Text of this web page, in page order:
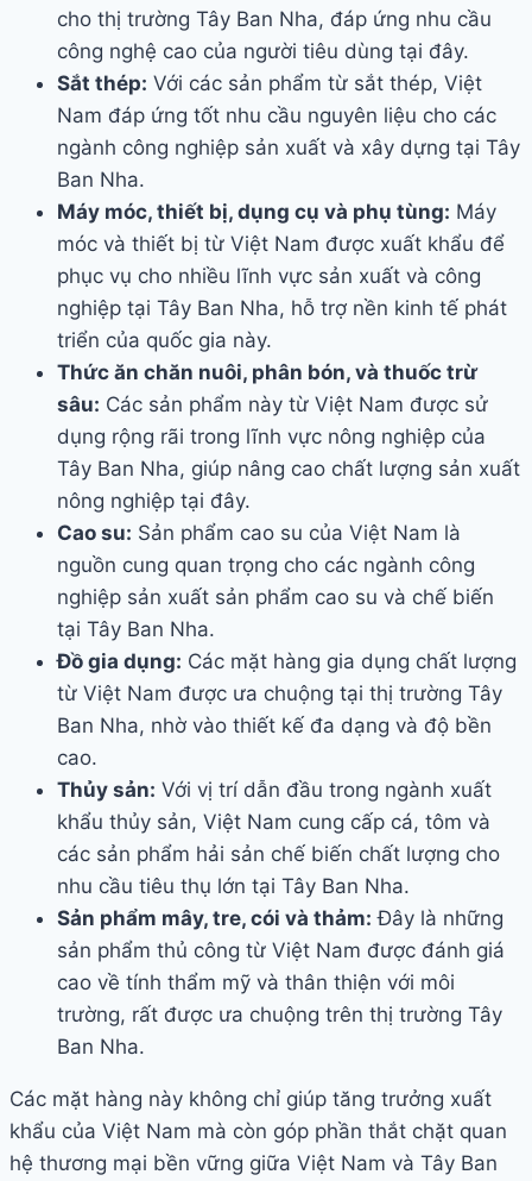
cho thị trường Tây Ban Nha, đáp ứng nhu cầu
công nghệ cao của người tiêu dùng tại đây.
Sắt thép: Với các sản phẩm từ sắt thép, Việt
Nam đáp ứng tốt nhu cầu nguyên liệu cho các
ngành công nghiệp sản xuất và xây dựng tại Tây
Ban Nha.
Máy móc, thiết bị, dụng cụ và phụ tùng: Máy
móc và thiết bị từ Việt Nam được xuất khẩu để
phục vụ cho nhiều lĩnh vực sản xuất và công
nghiệp tại Tây Ban Nha, hỗ trợ nền kinh tế phát
triển của quốc gia này.
Thức ăn chăn nuôi, phân bón, và thuốc trừ
sâu: Các sản phẩm này từ Việt Nam được sử
dụng rộng rãi trong lĩnh vực nông nghiệp của
Tây Ban Nha, giúp nâng cao chất lượng sản xuất
nông nghiệp tại đây.
Cao su: Sản phẩm cao su của Việt Nam là
nguồn cung quan trọng cho các ngành công
nghiệp sản xuất sản phẩm cao su và chế biến
tại Tây Ban Nha.
Đồ gia dụng: Các mặt hàng gia dụng chất lượng
từ Việt Nam được ưa chuộng tại thị trường Tây
Ban Nha, nhờ vào thiết kế đa dạng và độ bền
cao.
Thủy sản: Với vị trí dẫn đầu trong ngành xuất
khẩu thủy sản, Việt Nam cung cấp cá, tôm và
các sản phẩm hải sản chế biến chất lượng cho
nhu cầu tiêu thụ lớn tại Tây Ban Nha.
Sản phẩm mây, tre, cói và thảm: Đây là những
sản phẩm thủ công từ Việt Nam được đánh giá
cao về tính thẩm mỹ và thân thiện với môi
trường, rất được ưa chuộng trên thị trường Tây
Ban Nha.
Các mặt hàng này không chỉ giúp tăng trưởng xuất
khẩu của Việt Nam mà còn góp phần thắt chặt quan
hệ thương mại bền vững giữa Việt Nam và Tây Ban